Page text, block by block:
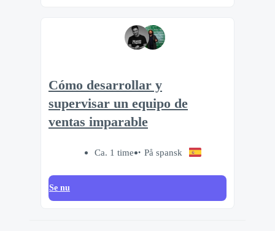
Cómo desarrollar y
supervisar un equipo de
ventas imparable
Ca. 1 time På spansk
Se nu